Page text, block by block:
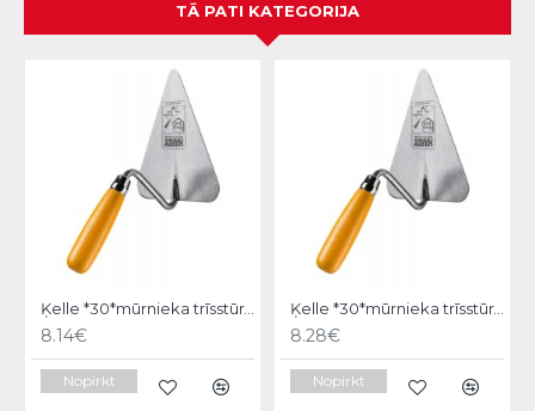
TĀ PATI KATEGORIJA
Ķelle *30*mūrnieka trīsstūra 18cm, Hardy
8.14€
Nopirkt
Ķelle *30*mūrnieka trīsstūra 20cm, Hardy
8.28€
Nopirkt